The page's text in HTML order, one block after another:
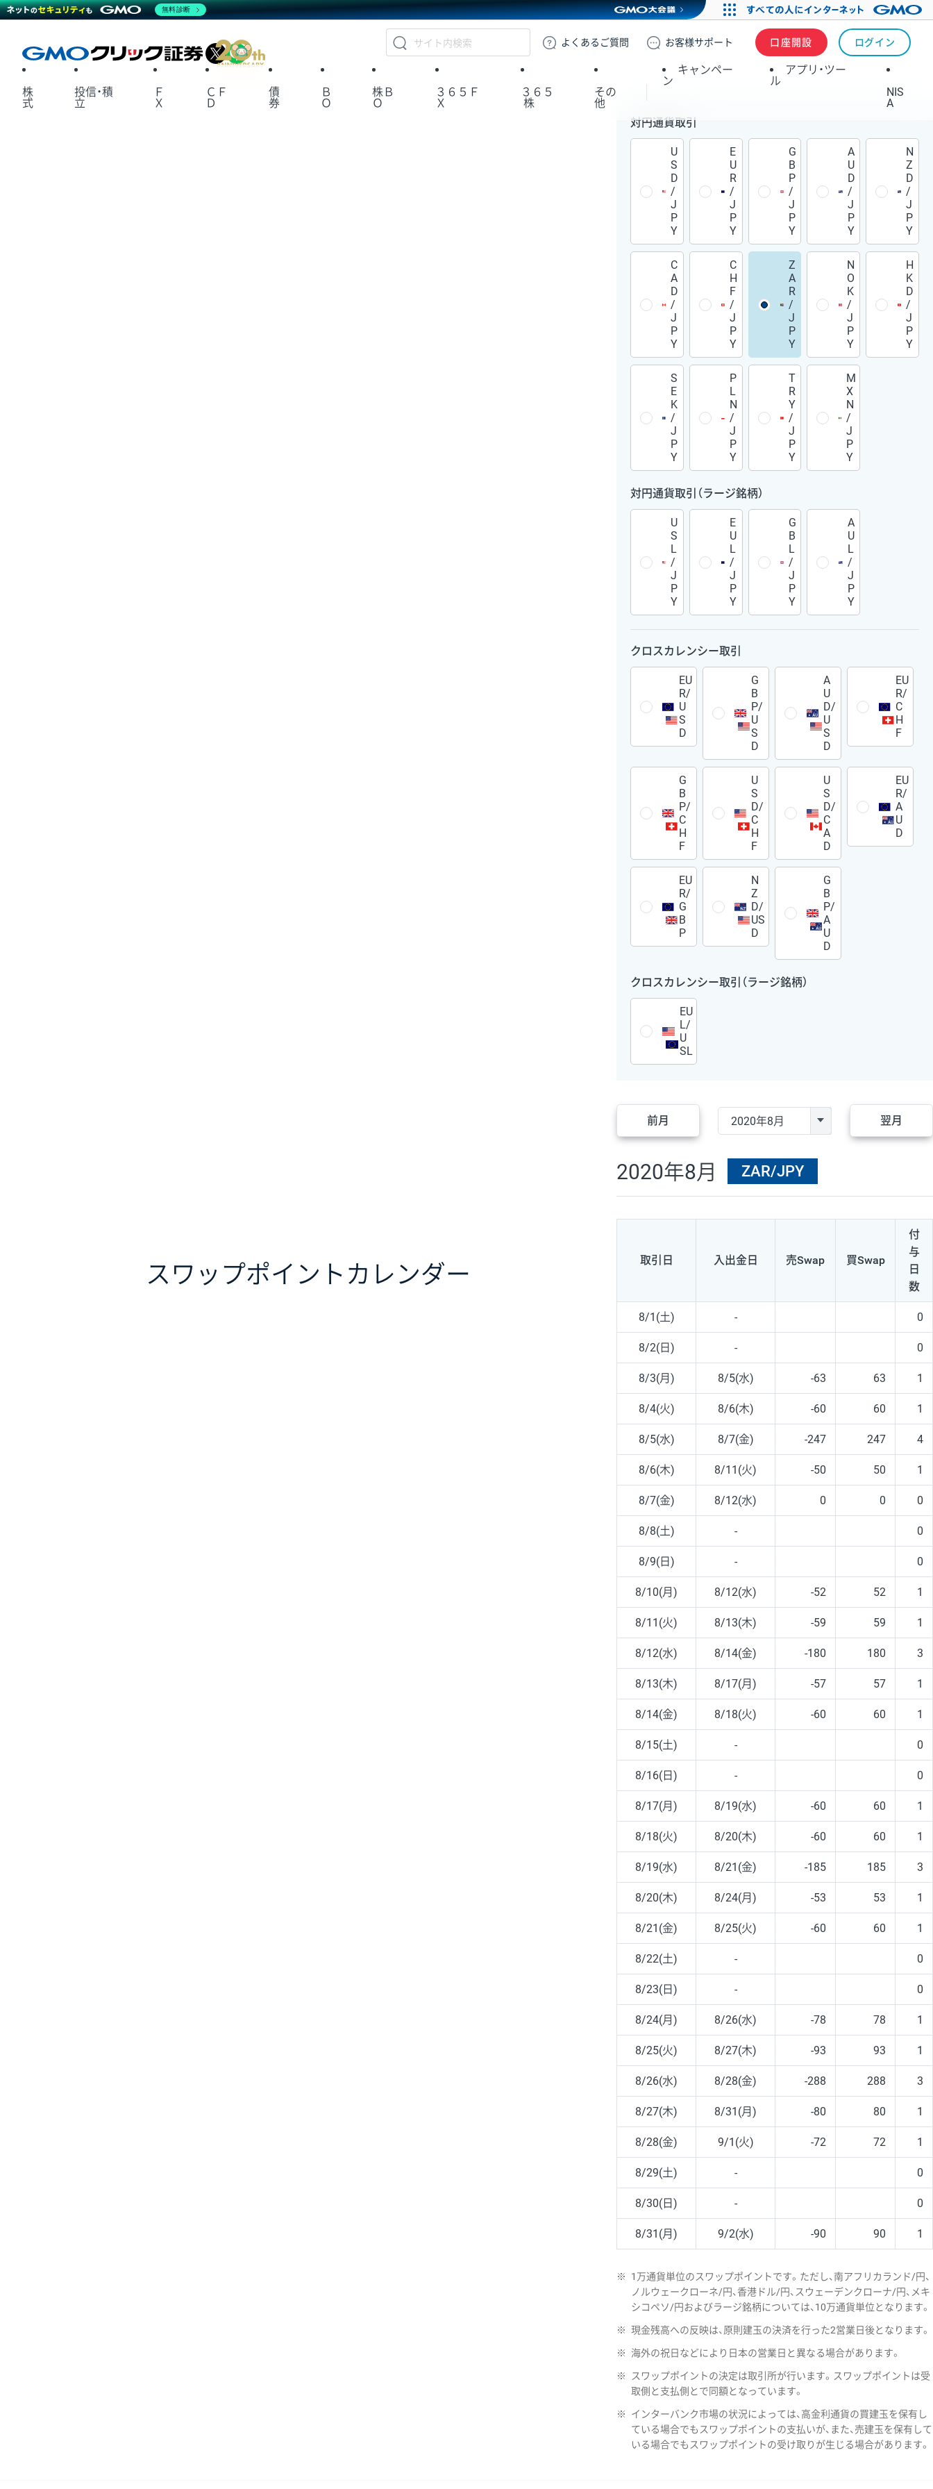
GMOクリック証券
よくある ご質問 お客様サポート 口座開設 ログイン
X
株
式
投信・積
立
Ｆ
Ｘ
ＣＦ
Ｄ
債
券
Ｂ
Ｏ
株Ｂ
Ｏ
３６５Ｆ
Ｘ
３６５
株
その
他
キャンペー
ン
アプリ・ツー
ル
NIS
A
スワップポイント カレンダー
対円通貨取引
U
S
D
/
J
P
Y
E
U
R
/
J
P
Y
G
B
P
/
J
P
Y
A
U
D
/
J
P
Y
N
Z
D
/
J
P
Y
C
A
D
/
J
P
Y
C
H
F
/
J
P
Y
Z
A
R
/
J
P
Y
N
O
K
/
J
P
Y
H
K
D
/
J
P
Y
S
E
K
/
J
P
Y
P
L
N
/
J
P
Y
T
R
Y
/
J
P
Y
M
X
N
/
J
P
Y
対円通貨取引（ラージ銘柄）
U
S
L
/
J
P
Y
E
U
L
/
J
P
Y
G
B
L
/
J
P
Y
A
U
L
/
J
P
Y
クロスカレンシー取引
EU
R/
U
S
D
G
B
P/
U
S
D
A
U
D/
U
S
D
EU
R/
C
H
F
G
B
P/
C
H
F
U
S
D/
C
H
F
U
S
D/
C
A
D
EU
R/
A
U
D
EU
R/
G
B
P
N
Z
D/
US
D
G
B
P/
A
U
D
クロスカレンシー取引（ラージ銘柄）
EU
L/
U
SL
前月 翌月
2020年8月 ZAR/JPY
取引日 入出金日 売Swap 買Swap
付
与
日
数
8/1(土) - 0
8/2(日) - 0
8/3(月) 8/5(水) -63 63 1
8/4(火) 8/6(木) -60 60 1
8/5(水) 8/7(金) -247 247 4
8/6(木) 8/11(火) -50 50 1
8/7(金) 8/12(水) 0 0 0
8/8(土) - 0
8/9(日) - 0
8/10(月) 8/12(水) -52 52 1
8/11(火) 8/13(木) -59 59 1
8/12(水) 8/14(金) -180 180 3
8/13(木) 8/17(月) -57 57 1
8/14(金) 8/18(火) -60 60 1
8/15(土) - 0
8/16(日) - 0
8/17(月) 8/19(水) -60 60 1
8/18(火) 8/20(木) -60 60 1
8/19(水) 8/21(金) -185 185 3
8/20(木) 8/24(月) -53 53 1
8/21(金) 8/25(火) -60 60 1
8/22(土) - 0
8/23(日) - 0
8/24(月) 8/26(水) -78 78 1
8/25(火) 8/27(木) -93 93 1
8/26(水) 8/28(金) -288 288 3
8/27(木) 8/31(月) -80 80 1
8/28(金) 9/1(火) -72 72 1
8/29(土) - 0
8/30(日) - 0
8/31(月) 9/2(水) -90 90 1
※
1万通貨単位のスワップポイントです。ただし、南アフリカランド/円、
ノルウェークローネ/円、香港ドル/円、スウェーデンクローナ/円、メキ
シコペソ/円およびラージ銘柄については、10万通貨単位となります。
※ 現金残高への反映は、原則建玉の決済を行った2営業日後となります。
※ 海外の祝日などにより日本の営業日と異なる場合があります。
※
スワップポイントの決定は取引所が行います。スワップポイントは受
取側と支払側とで同額となっています。
※
インターバンク市場の状況によっては、高金利通貨の買建玉を保有し
ている場合でもスワップポイントの支払いが、また、売建玉を保有して
いる場合でもスワップポイントの受け取りが生じる場合があります。
無料診断